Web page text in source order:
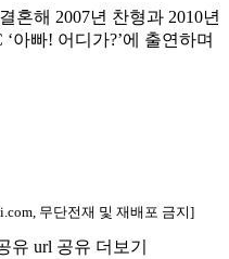
혼해 2007년 찬형과 2010년
아빠! 어디가?’에 출연하며
무단전재 및 재배포 금지]
유 url 공유 더보기